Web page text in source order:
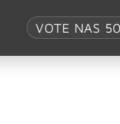
VOTE NAS